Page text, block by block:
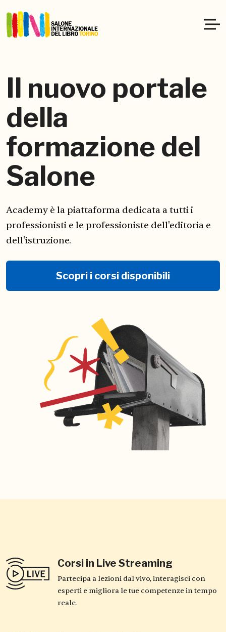
Il nuovo portale
della
formazione del
Salone
Academy è la piattaforma dedicata a tutti i
professionisti e le professioniste dell'editoria e
dell'istruzione.
Scopri i corsi disponibili
Corsi in Live Streaming
Partecipa a lezioni dal vivo, interagisci con
esperti e migliora le tue competenze in tempo
reale.